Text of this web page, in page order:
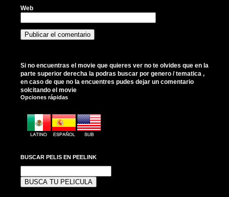
Web
Si no encuentras el movie que quieres ver no te olvides que en la
parte superior derecha la podras buscar por genero / tematica ,
en caso de que no la encuentres pudes dejar un comentario
solcitando el movie
Opciones rápidas
BUSCAR PELIS EN PEELINK